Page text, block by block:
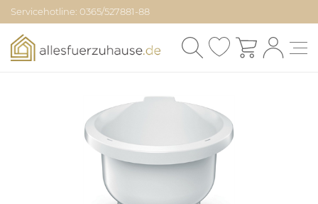
Servicehotline: 0365/527881-88